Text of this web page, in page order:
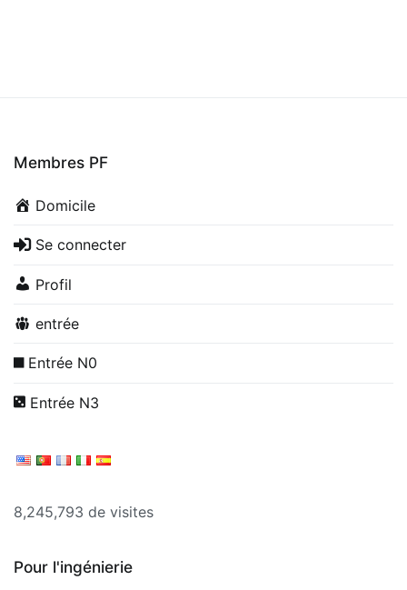
Membres PF
Domicile
Se connecter
Profil
entrée
Entrée N0
Entrée N3
8,245,793 de visites
Pour l'ingénierie